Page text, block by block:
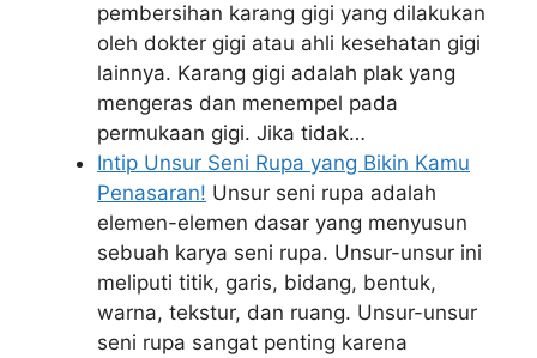
pembersihan karang gigi yang dilakukan
oleh dokter gigi atau ahli kesehatan gigi
lainnya. Karang gigi adalah plak yang
mengeras dan menempel pada
permukaan gigi. Jika tidak…
Intip Unsur Seni Rupa yang Bikin Kamu
Penasaran! Unsur seni rupa adalah
elemen-elemen dasar yang menyusun
sebuah karya seni rupa. Unsur-unsur ini
meliputi titik, garis, bidang, bentuk,
warna, tekstur, dan ruang. Unsur-unsur
seni rupa sangat penting karena